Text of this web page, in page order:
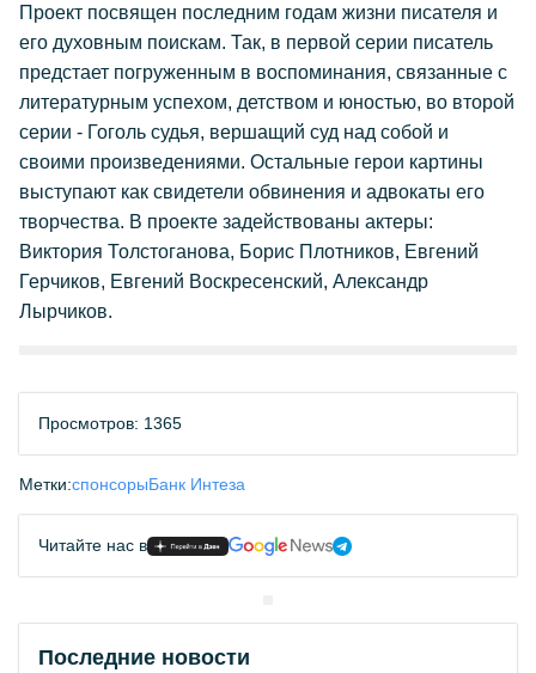
Проект посвящен последним годам жизни писателя и
его духовным поискам. Так, в первой серии писатель
предстает погруженным в воспоминания, связанные с
литературным успехом, детством и юностью, во второй
серии - Гоголь судья, вершащий суд над собой и
своими произведениями. Остальные герои картины
выступают как свидетели обвинения и адвокаты его
творчества. В проекте задействованы актеры:
Виктория Толстоганова, Борис Плотников, Евгений
Герчиков, Евгений Воскресенский, Александр
Лырчиков.
Просмотров: 1365
Метки:спонсорыБанк Интеза
Читайте нас в
Последние новости